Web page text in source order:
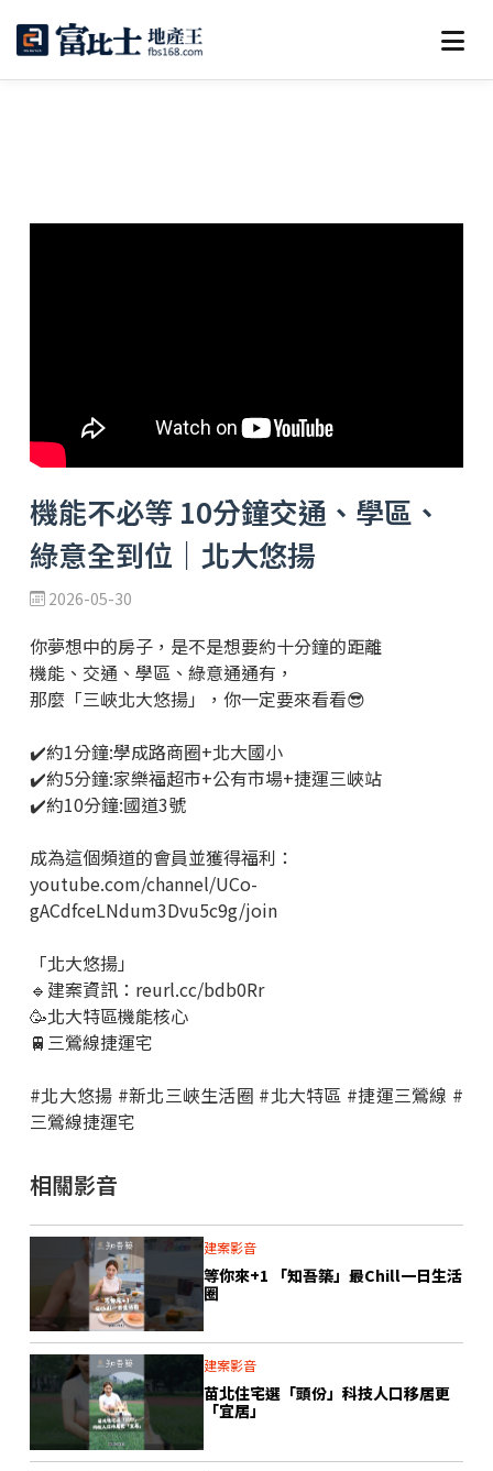
機能不必等 10分鐘交通、學區、
綠意全到位｜北大悠揚
2026-05-30
你夢想中的房子，是不是想要約十分鐘的距離
機能、交通、學區、綠意通通有，
那麼「三峽北大悠揚」，你一定要來看看😎
✔️約1分鐘:學成路商圈+北大國小
✔️約5分鐘:家樂福超市+公有市場+捷運三峽站
✔️約10分鐘:國道3號
成為這個頻道的會員並獲得福利：
youtube.com/channel/UCo-
gACdfceLNdum3Dvu5c9g/join
「北大悠揚」
🔹建案資訊： reurl.cc/bdb0Rr
🥳北大特區機能核心
🚆三鶯線捷運宅
#北大悠揚 #新北三峽生活圈 #北大特區 #捷運三鶯線 #
三鶯線捷運宅
相關影音
建案影音
等你來+1 「知吾築」最Chill一日生活
圈
建案影音
苗北住宅選「頭份」科技人口移居更
「宜居」